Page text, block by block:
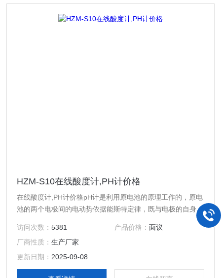
HZM-S10在线酸度计,PH计价格
在线酸度计,PH计价格pH计是利用原电池的原理工作的，原电
池的两个电极间的电动势依据能斯特定律，既与电极的自身属
性有关，还与溶液里的氢离子浓度有关。原电池的电动势和氢
离子浓度之间存在对应关系，氢离子浓度的负对数即为pH
值。
访问次数：5381 产品价格： 面议
厂商性质：生产厂家
更新日期： 2025-09-08